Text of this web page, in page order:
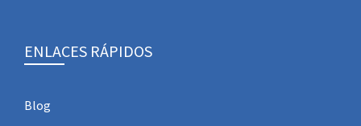
ENLACES RÁPIDOS
Blog